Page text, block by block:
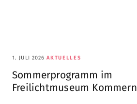
1. JULI 2026 AKTUELLES
Sommerprogramm im
Freilichtmuseum Kommern